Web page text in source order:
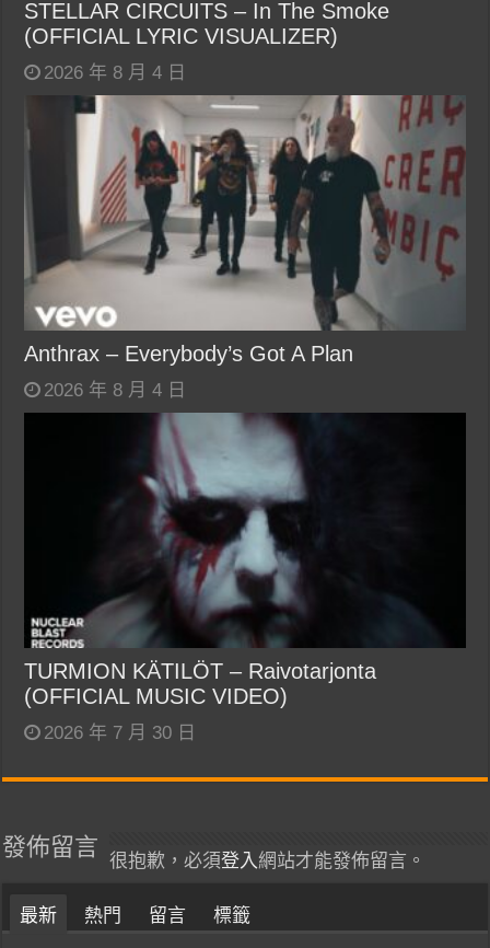
STELLAR CIRCUITS – In The Smoke
(OFFICIAL LYRIC VISUALIZER)
2026 年 8 月 4 日
Anthrax – Everybody’s Got A Plan
2026 年 8 月 4 日
TURMION KÄTILÖT – Raivotarjonta
(OFFICIAL MUSIC VIDEO)
2026 年 7 月 30 日
發佈留言
很抱歉，必須登入網站才能發佈留言。
最新 熱門 留言 標籤